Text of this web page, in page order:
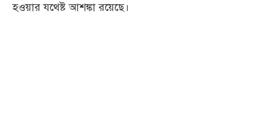
হওয়ার যথেষ্ট আশঙ্কা রয়েছে।